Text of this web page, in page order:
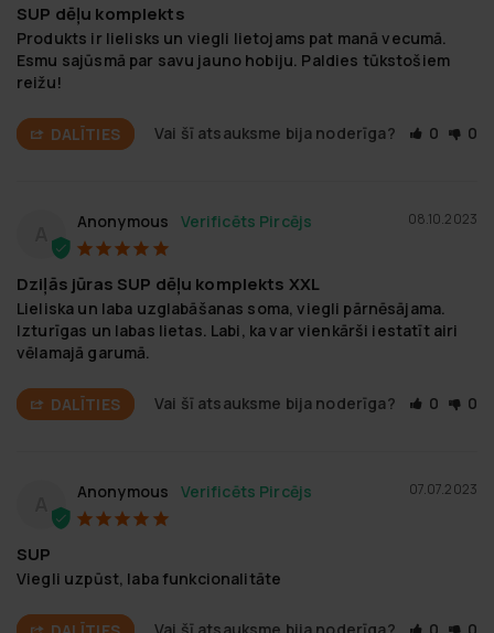
SUP dēļu komplekts
Produkts ir lielisks un viegli lietojams pat manā vecumā.
Esmu sajūsmā par savu jauno hobiju. Paldies tūkstošiem
reižu!
DALĪTIES Vai šī atsauksme bija noderīga? 0 0
08.10.2023
Anonymous
Dziļās jūras SUP dēļu komplekts XXL
Lieliska un laba uzglabāšanas soma, viegli pārnēsājama.
Izturīgas un labas lietas. Labi, ka var vienkārši iestatīt airi
vēlamajā garumā.
DALĪTIES Vai šī atsauksme bija noderīga? 0 0
07.07.2023
Anonymous
SUP
Viegli uzpūst, laba funkcionalitāte